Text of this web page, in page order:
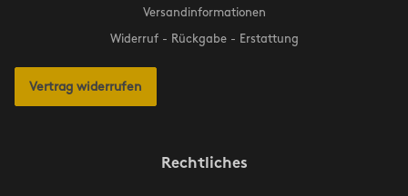
Versandinformationen
Widerruf - Rückgabe - Erstattung
Vertrag widerrufen
Rechtliches